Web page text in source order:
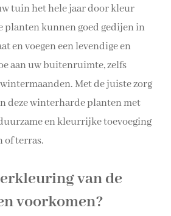
tuin het hele jaar door kleur
planten kunnen goed gedijen in
en voegen een levendige en
aan uw buitenruimte, zelfs
Met de juiste zorg
deze winterharde planten met
en kleurrijke toevoeging
of terras.
van de
voorkomen?